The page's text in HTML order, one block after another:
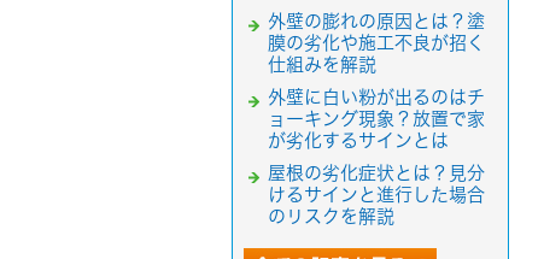
外壁の膨れの原因とは？塗
膜の劣化や施工不良が招く
仕組みを解説
外壁に白い粉が出るのはチ
ョーキング現象？放置で家
が劣化するサインとは
屋根の劣化症状とは？見分
けるサインと進行した場合
のリスクを解説